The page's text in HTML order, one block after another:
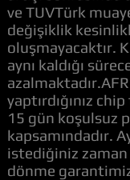
ve TUVTürk
değişiklik
oluşmayacaktır.
aynı kaldığı
yaptırdığınız
15 gün koşulsuz
kapsamındadır.
istediğiniz
dönme